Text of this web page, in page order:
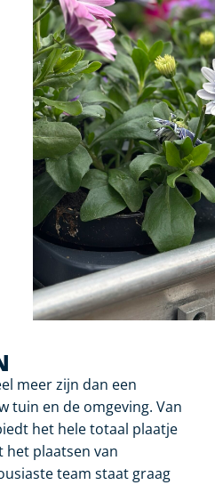
meer zijn dan een
tuin en de omgeving. Van
het hele totaal plaatje
het plaatsen van
team staat graag